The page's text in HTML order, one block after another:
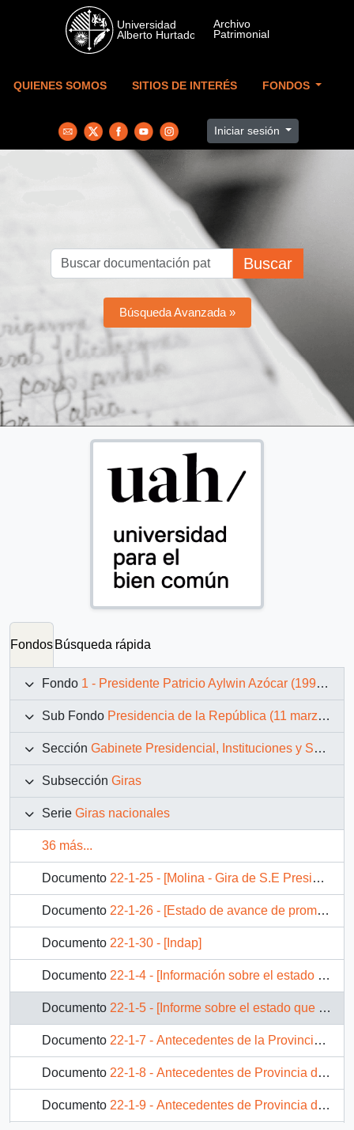
Skip to main content
QUIENES SOMOS SITIOS DE INTERÉS FONDOS
Iniciar sesión
Buscar
Búsqueda Avanzada »
Fondos Búsqueda rápida
Fondo 1 - Presidente Patricio Aylwin Azócar (1990-1994)
Sub Fondo Presidencia de la República (11 marzo 1990 – 11 marzo 1994)
Sección Gabinete Presidencial, Instituciones y Servicios
Subsección Giras
Serie Giras nacionales
36 más...
Documento 22-1-25 - [Molina - Gira de S.E Presidente de la República Don Patricio Aylwin Azocar a la VII Región del Maule]
Documento 22-1-26 - [Estado de avance de promesas de gira de 1990 - Gira de S.E Presidente de la República Don Patricio Aylwin Azocar a la VII Región del Maule].
Documento 22-1-30 - [Indap]
Documento 22-1-4 - [Información sobre el estado de la Tercera región}
Documento 22-1-5 - [Informe sobre el estado que se encuentra en la Tercera región]
Documento 22-1-7 - Antecedentes de la Provincia de Huasco.
Documento 22-1-8 - Antecedentes de Provincia de Chañaral.
Documento 22-1-9 - Antecedentes de Provincia de Copiapó.